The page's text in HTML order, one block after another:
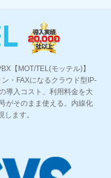
【MOT/TEL(モッテル)】
・FAXになるクラウド型IP-
導入コスト、利用料金を大
がそのまま使える。内線化
ます。